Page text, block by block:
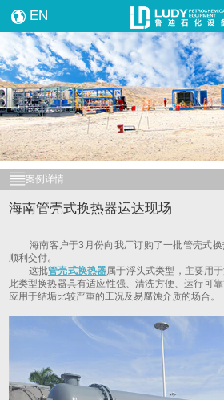
EN
案例详情
海南管壳式换热器运达现场
海南客户于3月份向我厂订购了一批管壳式换
顺利交付。
这批管壳式换热器属于浮头式类型，主要用
此类型换热器具有适应性强、清洗方便、运行可
应用于结垢比较严重的工况及易腐蚀介质的场合。